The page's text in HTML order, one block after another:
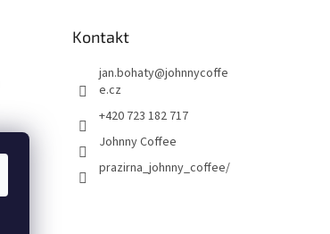
Kontakt
jan.bohaty@johnnycoffe
e.cz
+420 723 182 717
Johnny Coffee
prazirna_johnny_coffee/